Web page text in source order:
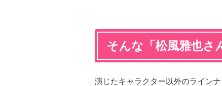
そんな「松風雅也さ
演じたキャラクター以外のライン